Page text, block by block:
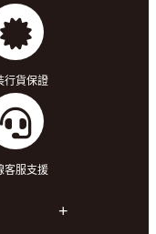
行貨保證
客服支援